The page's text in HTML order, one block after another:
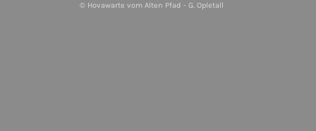
© Hovawarte vom Alten Pfad - G. Opletall